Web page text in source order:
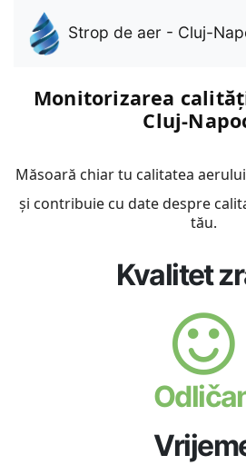
Strop de aer - Cluj-
Monitorizarea
Cluj-
Măsoară chiar tu calitatea
și contribuie cu date despre
tău.
Kvalitet